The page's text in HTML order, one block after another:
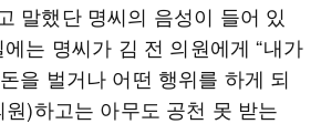
말했단 명씨의 음성이 들어 있
는 명씨가 김 전 의원에게 “내가
을 벌거나 어떤 행위를 하게 되
)하고는 아무도 공천 못 받는